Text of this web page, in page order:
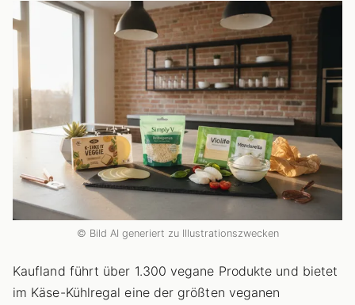
© Bild AI generiert zu Illustrationszwecken
Kaufland führt über 1.300 vegane Produkte und bietet
im Käse-Kühlregal eine der größten veganen